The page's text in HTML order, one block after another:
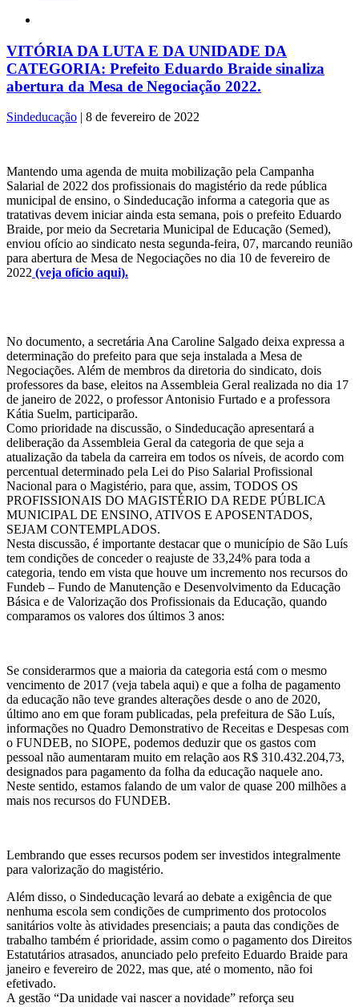
VITÓRIA DA LUTA E DA UNIDADE DA
CATEGORIA: Prefeito Eduardo Braide sinaliza
abertura da Mesa de Negociação 2022.
Sindeducação | 8 de fevereiro de 2022
Mantendo uma agenda de muita mobilização pela Campanha
Salarial de 2022 dos profissionais do magistério da rede pública
municipal de ensino, o Sindeducação informa a categoria que as
tratativas devem iniciar ainda esta semana, pois o prefeito Eduardo
Braide, por meio da Secretaria Municipal de Educação (Semed),
enviou ofício ao sindicato nesta segunda-feira, 07, marcando reunião
para abertura de Mesa de Negociações no dia 10 de fevereiro de
2022 (veja ofício aqui).
No documento, a secretária Ana Caroline Salgado deixa expressa a
determinação do prefeito para que seja instalada a Mesa de
Negociações. Além de membros da diretoria do sindicato, dois
professores da base, eleitos na Assembleia Geral realizada no dia 17
de janeiro de 2022, o professor Antonisio Furtado e a professora
Kátia Suelm, participarão.
Como prioridade na discussão, o Sindeducação apresentará a
deliberação da Assembleia Geral da categoria de que seja a
atualização da tabela da carreira em todos os níveis, de acordo com
percentual determinado pela Lei do Piso Salarial Profissional
Nacional para o Magistério, para que, assim, TODOS OS
PROFISSIONAIS DO MAGISTÉRIO DA REDE PÚBLICA
MUNICIPAL DE ENSINO, ATIVOS E APOSENTADOS,
SEJAM CONTEMPLADOS.
Nesta discussão, é importante destacar que o município de São Luís
tem condições de conceder o reajuste de 33,24% para toda a
categoria, tendo em vista que houve um incremento nos recursos do
Fundeb – Fundo de Manutenção e Desenvolvimento da Educação
Básica e de Valorização dos Profissionais da Educação, quando
comparamos os valores dos últimos 3 anos:
Se considerarmos que a maioria da categoria está com o mesmo
vencimento de 2017 (veja tabela aqui) e que a folha de pagamento
da educação não teve grandes alterações desde o ano de 2020,
último ano em que foram publicadas, pela prefeitura de São Luís,
informações no Quadro Demonstrativo de Receitas e Despesas com
o FUNDEB, no SIOPE, podemos deduzir que os gastos com
pessoal não aumentaram muito em relação aos R$ 310.432.204,73,
designados para pagamento da folha da educação naquele ano.
Neste sentido, estamos falando de um valor de quase 200 milhões a
mais nos recursos do FUNDEB.
Lembrando que esses recursos podem ser investidos integralmente
para valorização do magistério.
Além disso, o Sindeducação levará ao debate a exigência de que
nenhuma escola sem condições de cumprimento dos protocolos
sanitários volte às atividades presenciais; a pauta das condições de
trabalho também é prioridade, assim como o pagamento dos Direitos
Estatutários atrasados, anunciado pelo prefeito Eduardo Braide para
janeiro e fevereiro de 2022, mas que, até o momento, não foi
efetivado.
A gestão “Da unidade vai nascer a novidade” reforça seu